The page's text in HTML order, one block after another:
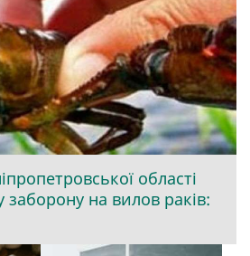
області
заборону на вилов раків: